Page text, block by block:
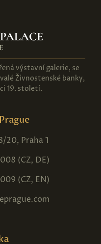
výstavní galerie, se
Živnostenské banky,
19. století.
20, Praha 1
(CZ, DE)
(CZ, EN)